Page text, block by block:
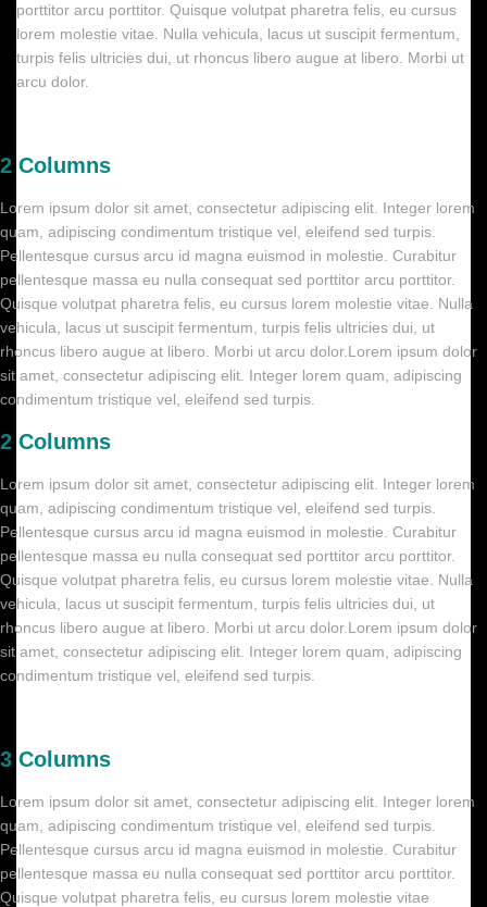
porttitor arcu porttitor. Quisque volutpat pharetra felis, eu cursus
lorem molestie vitae. Nulla vehicula, lacus ut suscipit fermentum,
turpis felis ultricies dui, ut rhoncus libero augue at libero. Morbi ut
arcu dolor.
2 Columns
Lorem ipsum dolor sit amet, consectetur adipiscing elit. Integer lorem
quam, adipiscing condimentum tristique vel, eleifend sed turpis.
Pellentesque cursus arcu id magna euismod in molestie. Curabitur
pellentesque massa eu nulla consequat sed porttitor arcu porttitor.
Quisque volutpat pharetra felis, eu cursus lorem molestie vitae. Nulla
vehicula, lacus ut suscipit fermentum, turpis felis ultricies dui, ut
rhoncus libero augue at libero. Morbi ut arcu dolor.Lorem ipsum dolor
sit amet, consectetur adipiscing elit. Integer lorem quam, adipiscing
condimentum tristique vel, eleifend sed turpis.
2 Columns
Lorem ipsum dolor sit amet, consectetur adipiscing elit. Integer lorem
quam, adipiscing condimentum tristique vel, eleifend sed turpis.
Pellentesque cursus arcu id magna euismod in molestie. Curabitur
pellentesque massa eu nulla consequat sed porttitor arcu porttitor.
Quisque volutpat pharetra felis, eu cursus lorem molestie vitae. Nulla
vehicula, lacus ut suscipit fermentum, turpis felis ultricies dui, ut
rhoncus libero augue at libero. Morbi ut arcu dolor.Lorem ipsum dolor
sit amet, consectetur adipiscing elit. Integer lorem quam, adipiscing
condimentum tristique vel, eleifend sed turpis.
3 Columns
Lorem ipsum dolor sit amet, consectetur adipiscing elit. Integer lorem
quam, adipiscing condimentum tristique vel, eleifend sed turpis.
Pellentesque cursus arcu id magna euismod in molestie. Curabitur
pellentesque massa eu nulla consequat sed porttitor arcu porttitor.
Quisque volutpat pharetra felis, eu cursus lorem molestie vitae